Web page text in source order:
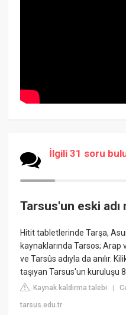
İlgili 31 soru
Tarsus'un eski adı
Hitit tabletlerinde Tarşa,
kaynaklarında Tarsos; Arap
ve Tarsûs adıyla da anılır.
taşıyan Tarsus'un kuruluşu
Kaynak kaldırma talebi |
tarsus.edu.tr